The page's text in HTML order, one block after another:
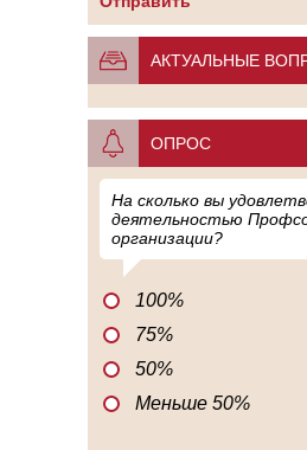
АКТУАЛЬНЫЕ
ОПРОС
На сколько вы
деятельностью
организации?
100%
75%
50%
Меньше 50%